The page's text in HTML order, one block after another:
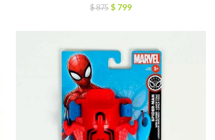
$875 El
$ 875.
$ 799El
$ 799.